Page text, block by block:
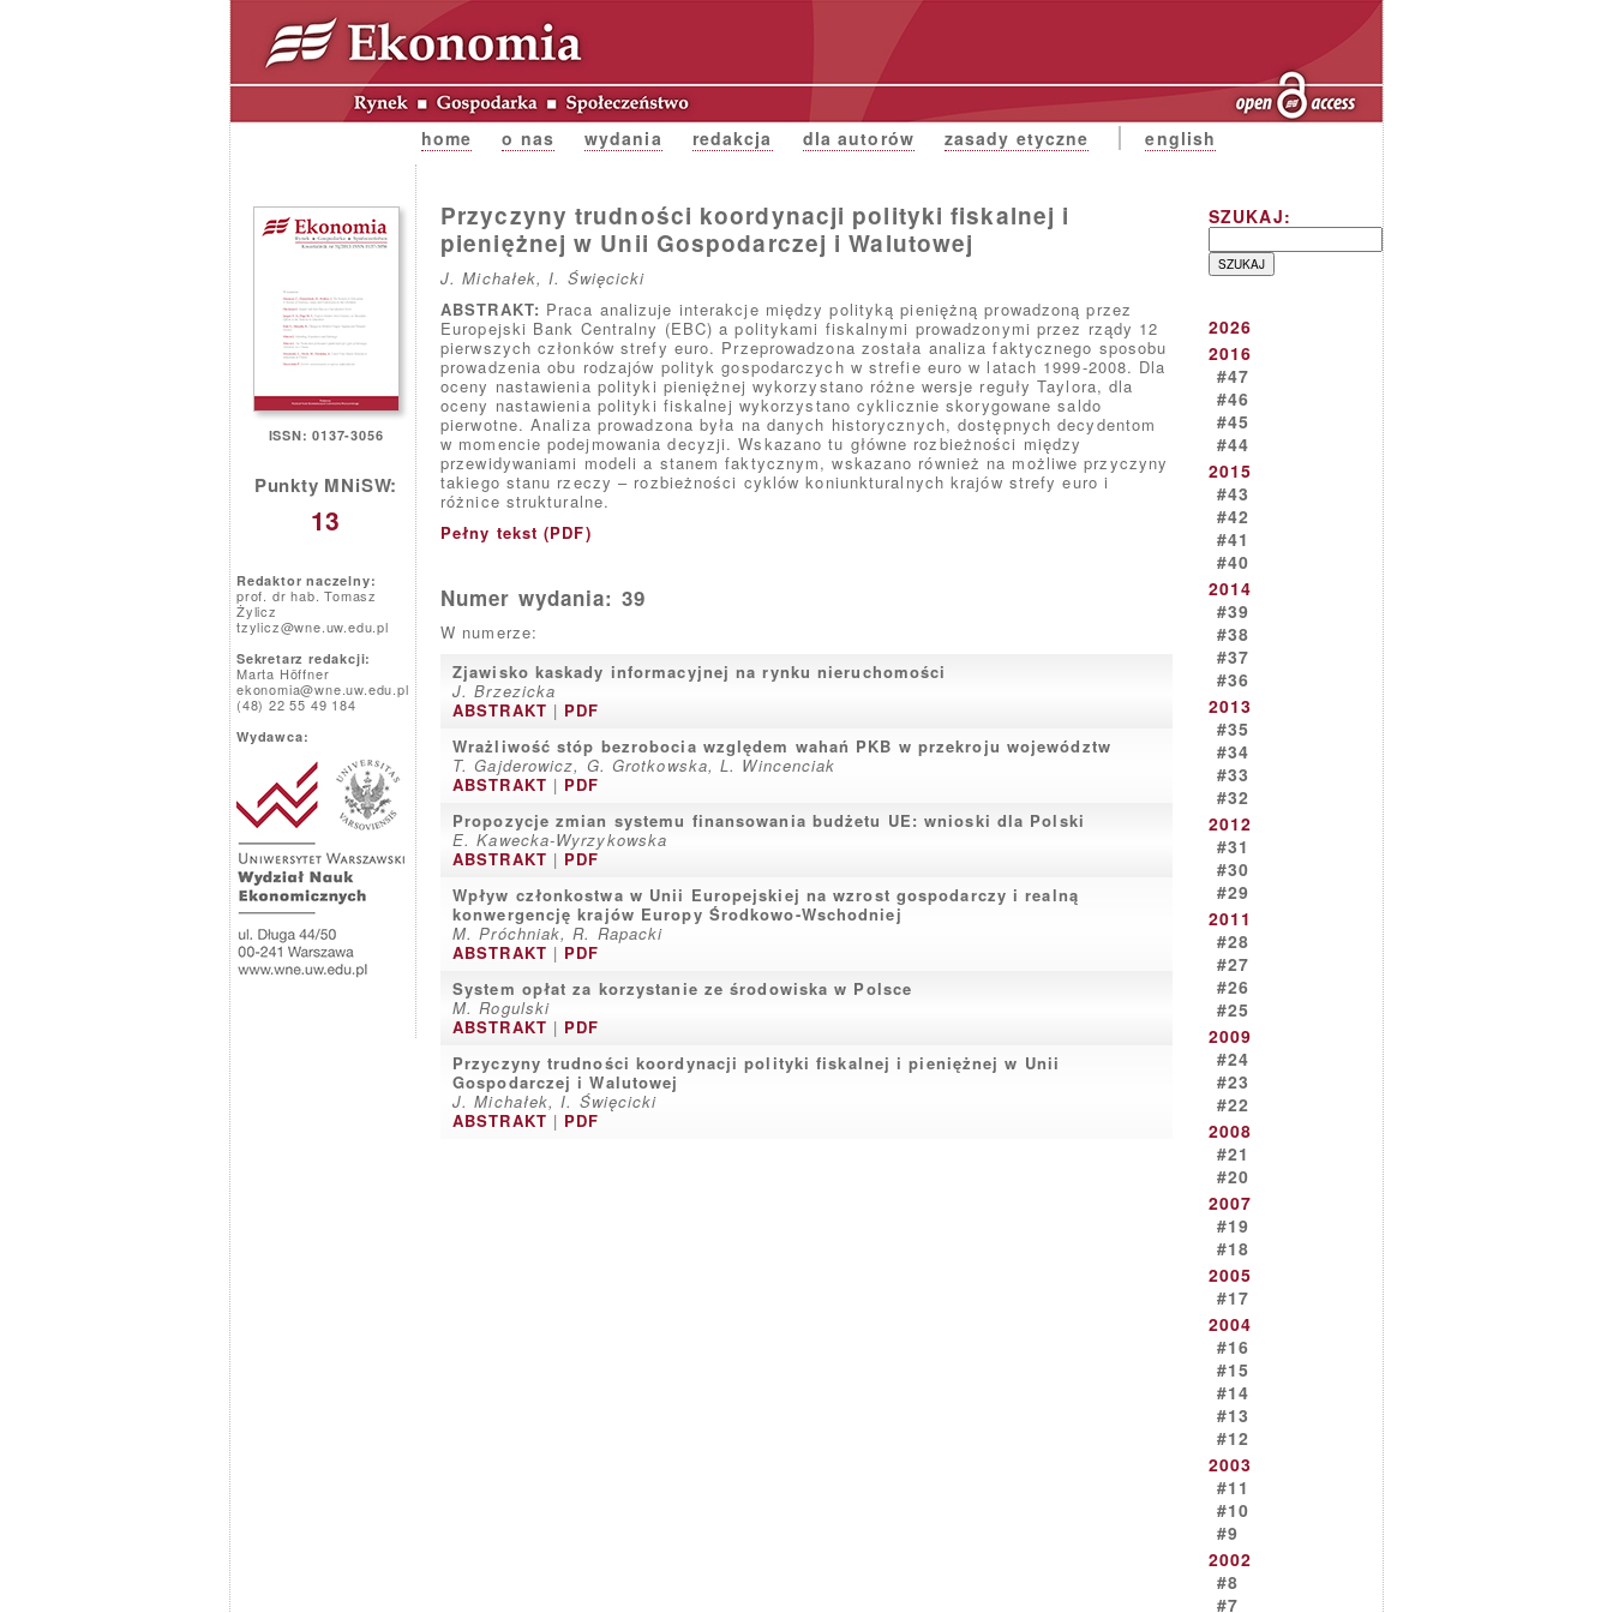
home o nas wydania redakcja dla autorów zasady etyczne english
ISSN: 0137-3056
Punkty MNiSW:
13
Redaktor naczelny:
prof. dr hab. Tomasz
Żylicz
tzylicz@wne.uw.edu.pl
Sekretarz redakcji:
Marta Höffner
ekonomia@wne.uw.edu.pl
(48) 22 55 49 184
Wydawca:
Przyczyny trudności koordynacji polityki fiskalnej i
pieniężnej w Unii Gospodarczej i Walutowej
J. Michałek, I. Święcicki
ABSTRAKT: Praca analizuje interakcje między polityką pieniężną prowadzoną przez
Europejski Bank Centralny (EBC) a politykami fiskalnymi prowadzonymi przez rządy 12
pierwszych członków strefy euro. Przeprowadzona została analiza faktycznego sposobu
prowadzenia obu rodzajów polityk gospodarczych w strefie euro w latach 1999-2008. Dla
oceny nastawienia polityki pieniężnej wykorzystano różne wersje reguły Taylora, dla
oceny nastawienia polityki fiskalnej wykorzystano cyklicznie skorygowane saldo
pierwotne. Analiza prowadzona była na danych historycznych, dostępnych decydentom
w momencie podejmowania decyzji. Wskazano tu główne rozbieżności między
przewidywaniami modeli a stanem faktycznym, wskazano również na możliwe przyczyny
takiego stanu rzeczy – rozbieżności cyklów koniunkturalnych krajów strefy euro i
różnice strukturalne.
Pełny tekst (PDF)
Numer wydania: 39
W numerze:
Zjawisko kaskady informacyjnej na rynku nieruchomości
J. Brzezicka
ABSTRAKT | PDF
Wrażliwość stóp bezrobocia względem wahań PKB w przekroju województw
T. Gajderowicz, G. Grotkowska, L. Wincenciak
ABSTRAKT | PDF
Propozycje zmian systemu finansowania budżetu UE: wnioski dla Polski
E. Kawecka-Wyrzykowska
ABSTRAKT | PDF
Wpływ członkostwa w Unii Europejskiej na wzrost gospodarczy i realną
konwergencję krajów Europy Środkowo-Wschodniej
M. Próchniak, R. Rapacki
ABSTRAKT | PDF
System opłat za korzystanie ze środowiska w Polsce
M. Rogulski
ABSTRAKT | PDF
Przyczyny trudności koordynacji polityki fiskalnej i pieniężnej w Unii
Gospodarczej i Walutowej
J. Michałek, I. Święcicki
ABSTRAKT | PDF
SZUKAJ:
2026
2016
#47
#46
#45
#44
2015
#43
#42
#41
#40
2014
#39
#38
#37
#36
2013
#35
#34
#33
#32
2012
#31
#30
#29
2011
#28
#27
#26
#25
2009
#24
#23
#22
2008
#21
#20
2007
#19
#18
2005
#17
2004
#16
#15
#14
#13
#12
2003
#11
#10
#9
2002
#8
#7